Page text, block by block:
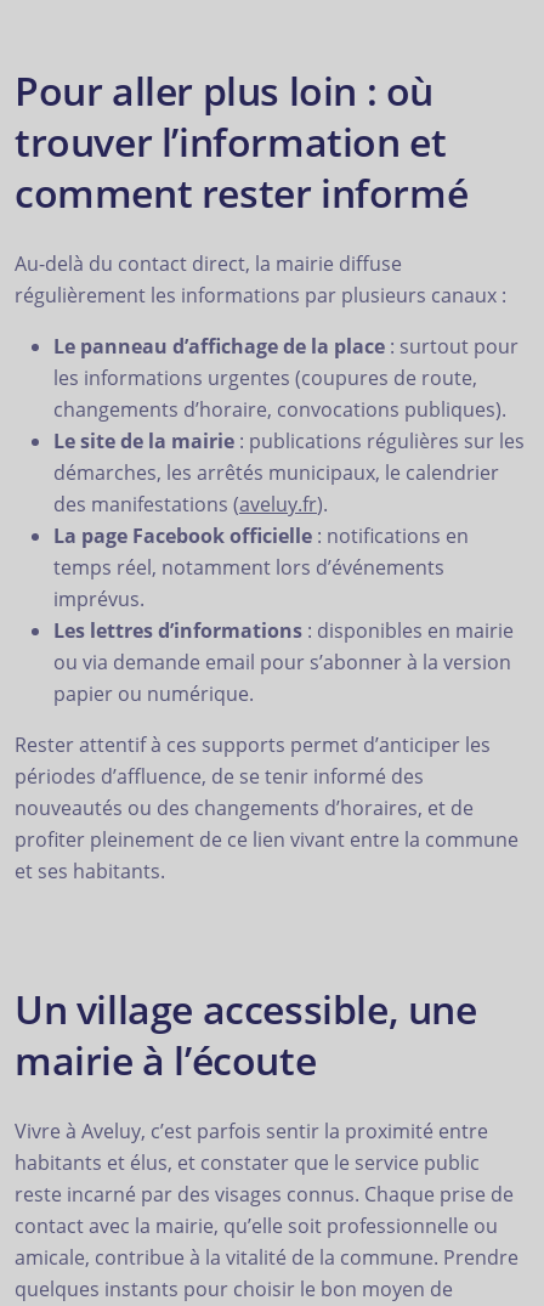
Pour aller plus loin : où
trouver l’information et
comment rester informé
Au-delà du contact direct, la mairie diffuse
régulièrement les informations par plusieurs canaux :
Le panneau d’affichage de la place : surtout pour
les informations urgentes (coupures de route,
changements d’horaire, convocations publiques).
Le site de la mairie : publications régulières sur les
démarches, les arrêtés municipaux, le calendrier
des manifestations (aveluy.fr).
La page Facebook officielle : notifications en
temps réel, notamment lors d’événements
imprévus.
Les lettres d’informations : disponibles en mairie
ou via demande email pour s’abonner à la version
papier ou numérique.
Rester attentif à ces supports permet d’anticiper les
périodes d’affluence, de se tenir informé des
nouveautés ou des changements d’horaires, et de
profiter pleinement de ce lien vivant entre la commune
et ses habitants.
Un village accessible, une
mairie à l’écoute
Vivre à Aveluy, c’est parfois sentir la proximité entre
habitants et élus, et constater que le service public
reste incarné par des visages connus. Chaque prise de
contact avec la mairie, qu’elle soit professionnelle ou
amicale, contribue à la vitalité de la commune. Prendre
quelques instants pour choisir le bon moyen de